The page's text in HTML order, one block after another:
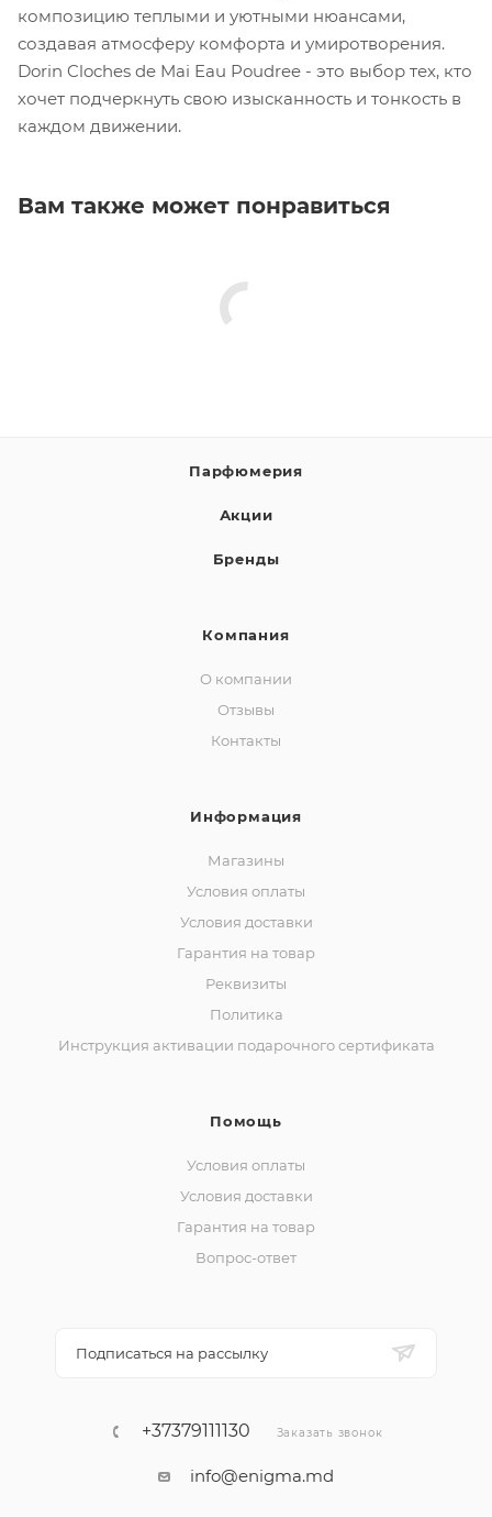
композицию теплыми и уютными нюансами,
создавая атмосферу комфорта и умиротворения.
Dorin Cloches de Mai Eau Poudree - это выбор тех, кто
хочет подчеркнуть свою изысканность и тонкость в
каждом движении.
Вам также может понравиться
Парфюмерия
Акции
Бренды
Компания
О компании
Отзывы
Контакты
Информация
Магазины
Условия оплаты
Условия доставки
Гарантия на товар
Реквизиты
Политика
Инструкция активации подарочного сертификата
Помощь
Условия оплаты
Условия доставки
Гарантия на товар
Вопрос-ответ
Подписаться на рассылку
+37379111130 Заказать звонок
info@enigma.md